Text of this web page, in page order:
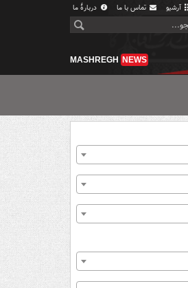
آرشیو تماس با ما دربارهٔ ما
MASHREGH NEWS